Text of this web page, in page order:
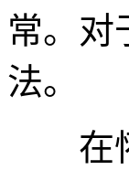
常。对
法。
在怀